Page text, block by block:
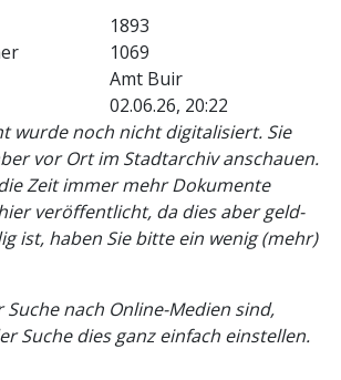
1893
1069
Amt Buir
02.06.26, 20:22
wurde noch nicht digitalisiert. Sie
vor Ort im Stadtarchiv anschauen.
Zeit immer mehr Dokumente
veröffentlicht, da dies aber geld-
ist, haben Sie bitte ein wenig (mehr)
Suche nach Online-Medien sind,
Suche dies ganz einfach einstellen.